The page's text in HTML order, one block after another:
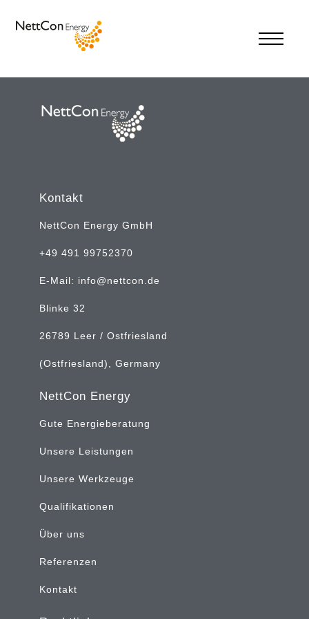
Kontakt
NettCon Energy GmbH
+49 491 99752370
E-Mail: info@nettcon.de
Blinke 32
26789 Leer / Ostfriesland
(Ostfriesland), Germany
NettCon Energy
Gute Energieberatung
Unsere Leistungen
Unsere Werkzeuge
Qualifikationen
Über uns
Referenzen
Kontakt